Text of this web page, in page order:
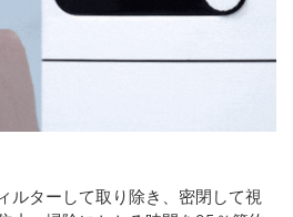
ルターして取り除き、密閉して視